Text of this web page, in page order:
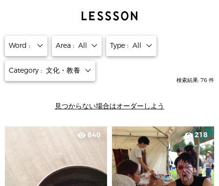
Word : Area : All Type : All
Category : 文化・教養
検索結果: 76 件
見つからない場合はオーダーしよう
visibility 840 visibility218